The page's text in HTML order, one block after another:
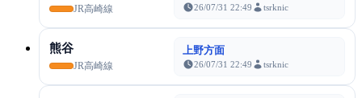
JR高崎線 26/07/31 22:49 tsrknic
熊谷
JR高崎線
上野方面
26/07/31 22:49 tsrknic